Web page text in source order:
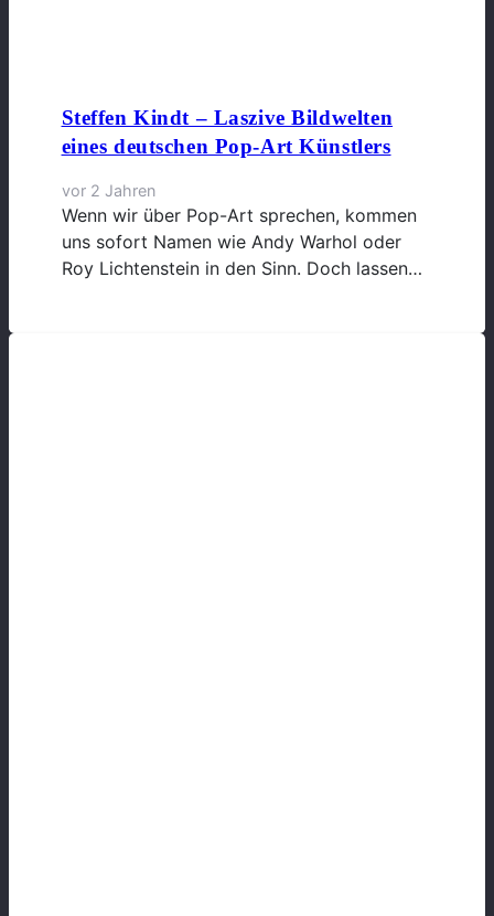
Steffen Kindt – Laszive Bildwelten
eines deutschen Pop-Art Künstlers
vor 2 Jahren
Wenn wir über Pop-Art sprechen, kommen
uns sofort Namen wie Andy Warhol oder
Roy Lichtenstein in den Sinn. Doch lassen…